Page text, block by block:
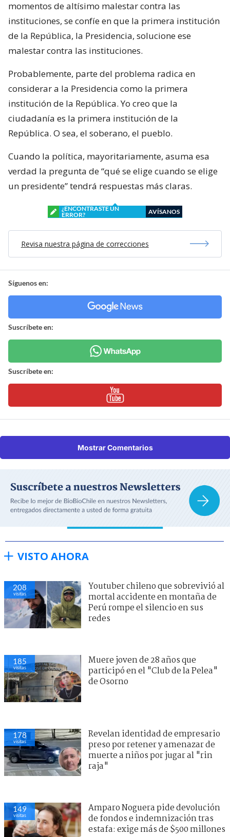
momentos de altísimo malestar contra las
instituciones, se confíe en que la primera institución
de la República, la Presidencia, solucione ese
malestar contra las instituciones.
Probablemente, parte del problema radica en
considerar a la Presidencia como la primera
institución de la República. Yo creo que la
ciudadanía es la primera institución de la
República. O sea, el soberano, el pueblo.
Cuando la política, mayoritariamente, asuma esa
verdad la pregunta de “qué se elige cuando se elige
un presidente” tendrá respuestas más claras.
¿ENCONTRASTE UN
ERROR?
AVÍSANOS
Revisa nuestra página de correcciones
Síguenos en:
Suscríbete en:
Suscríbete en:
Mostrar Comentarios
VISTO AHORA
208
visitas
Youtuber chileno que sobrevivió al
mortal accidente en montaña de
Perú rompe el silencio en sus
redes
185
visitas
Muere joven de 28 años que
participó en el "Club de la Pelea"
de Osorno
178
visitas
Revelan identidad de empresario
preso por retener y amenazar de
muerte a niños por jugar al "rin
raja"
149
visitas
Amparo Noguera pide devolución
de fondos e indemnización tras
estafa: exige más de $500 millones